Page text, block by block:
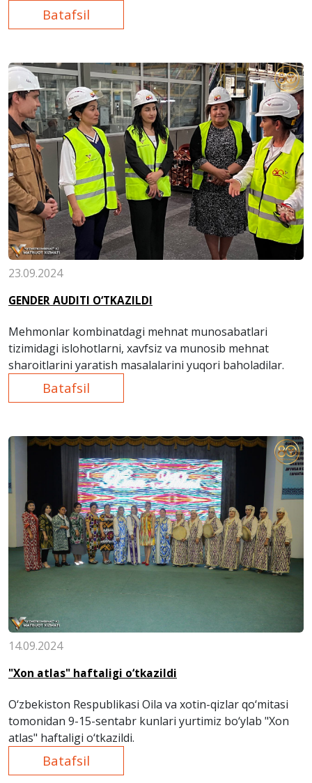
Batafsil
23.09.2024
GENDER AUDITI O‘TKAZILDI
Mehmonlar kombinatdagi mehnat munosabatlari
tizimidagi islohotlarni, xavfsiz va munosib mehnat
sharoitlarini yaratish masalalarini yuqori baholadilar.
Batafsil
14.09.2024
"Xon atlas" haftaligi o‘tkazildi
O‘zbekiston Respublikasi Oila va xotin-qizlar qo‘mitasi
tomonidan 9-15-sentabr kunlari yurtimiz bo‘ylab "Xon
atlas" haftaligi o‘tkazildi.
Batafsil